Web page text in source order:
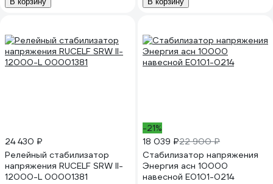
24 430 ₽
Релейный стабилизатор
напряжения RUCELF SRW II-
12000-L 00001381
-21%
18 039 ₽22 900 ₽
Стабилизатор напряжения
Энергия асн 10000
навесной Е0101-0214